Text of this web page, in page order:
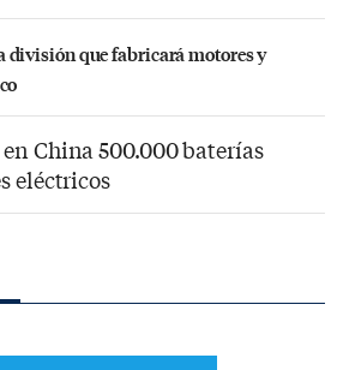
división que fabricará motores y
China 500.000 baterías
eléctricos